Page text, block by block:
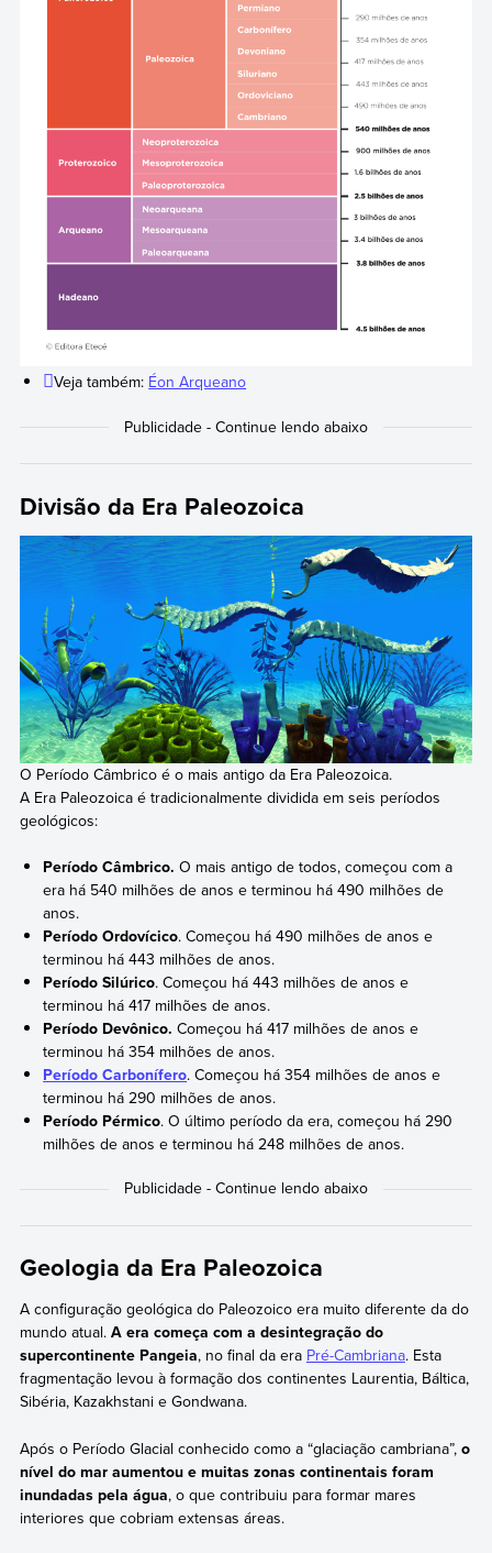
Veja também: Éon Arqueano
Divisão da Era Paleozoica
O Período Câmbrico é o mais antigo da Era Paleozoica.
A Era Paleozoica é tradicionalmente dividida em seis períodos
geológicos:
Período Câmbrico. O mais antigo de todos, começou com a
era há 540 milhões de anos e terminou há 490 milhões de
anos.
Período Ordovícico. Começou há 490 milhões de anos e
terminou há 443 milhões de anos.
Período Silúrico. Começou há 443 milhões de anos e
terminou há 417 milhões de anos.
Período Devônico. Começou há 417 milhões de anos e
terminou há 354 milhões de anos.
Período Carbonífero. Começou há 354 milhões de anos e
terminou há 290 milhões de anos.
Período Pérmico. O último período da era, começou há 290
milhões de anos e terminou há 248 milhões de anos.
Geologia da Era Paleozoica
A configuração geológica do Paleozoico era muito diferente da do
mundo atual.A era começa com a desintegração do
supercontinente Pangeia, no final da era Pré-Cambriana. Esta
fragmentação levou à formação dos continentes Laurentia, Báltica,
Sibéria, Kazakhstani e Gondwana.
Após o Período Glacial conhecido como a “glaciação cambriana”,o
nível do mar aumentou e muitas zonas continentais foram
inundadas pela água, o que contribuiu para formar mares
interiores que cobriam extensas áreas.